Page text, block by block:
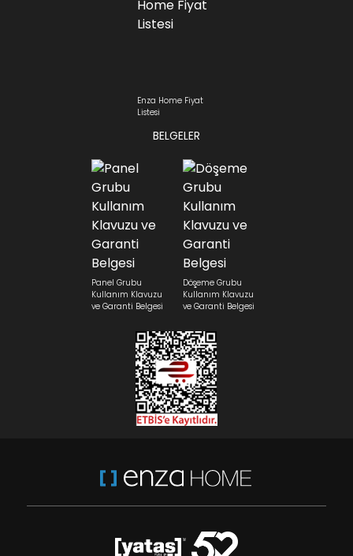
Enza Home Fiyat
Listesi
BELGELER
Panel Grubu
Kullanım Klavuzu
ve Garanti Belgesi
Döşeme Grubu
Kullanım Klavuzu
ve Garanti Belgesi